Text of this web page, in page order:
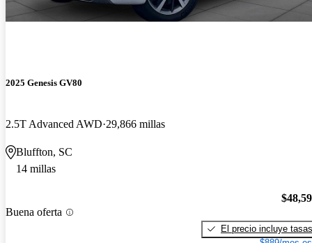
2025 Genesis GV80
2.5T Advanced AWD 29,866 millas
Bluffton, SC
14 millas
Buena oferta
El precio incluye tasas